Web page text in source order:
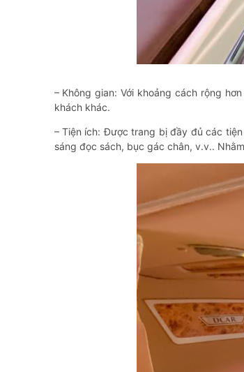
– Không gian: Với khoảng cách rộng
khách khác.
– Tiện ích: Được trang bị đầy đủ các
sáng đọc sách, bục gác chân, v.v..